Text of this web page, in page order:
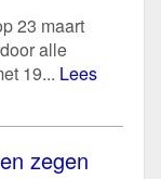
23 maart
alle
19... Lees
zegen